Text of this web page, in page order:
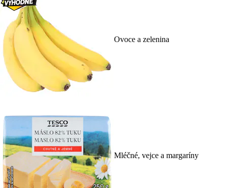
Ovoce a zelenina
Mléčné, vejce a margaríny